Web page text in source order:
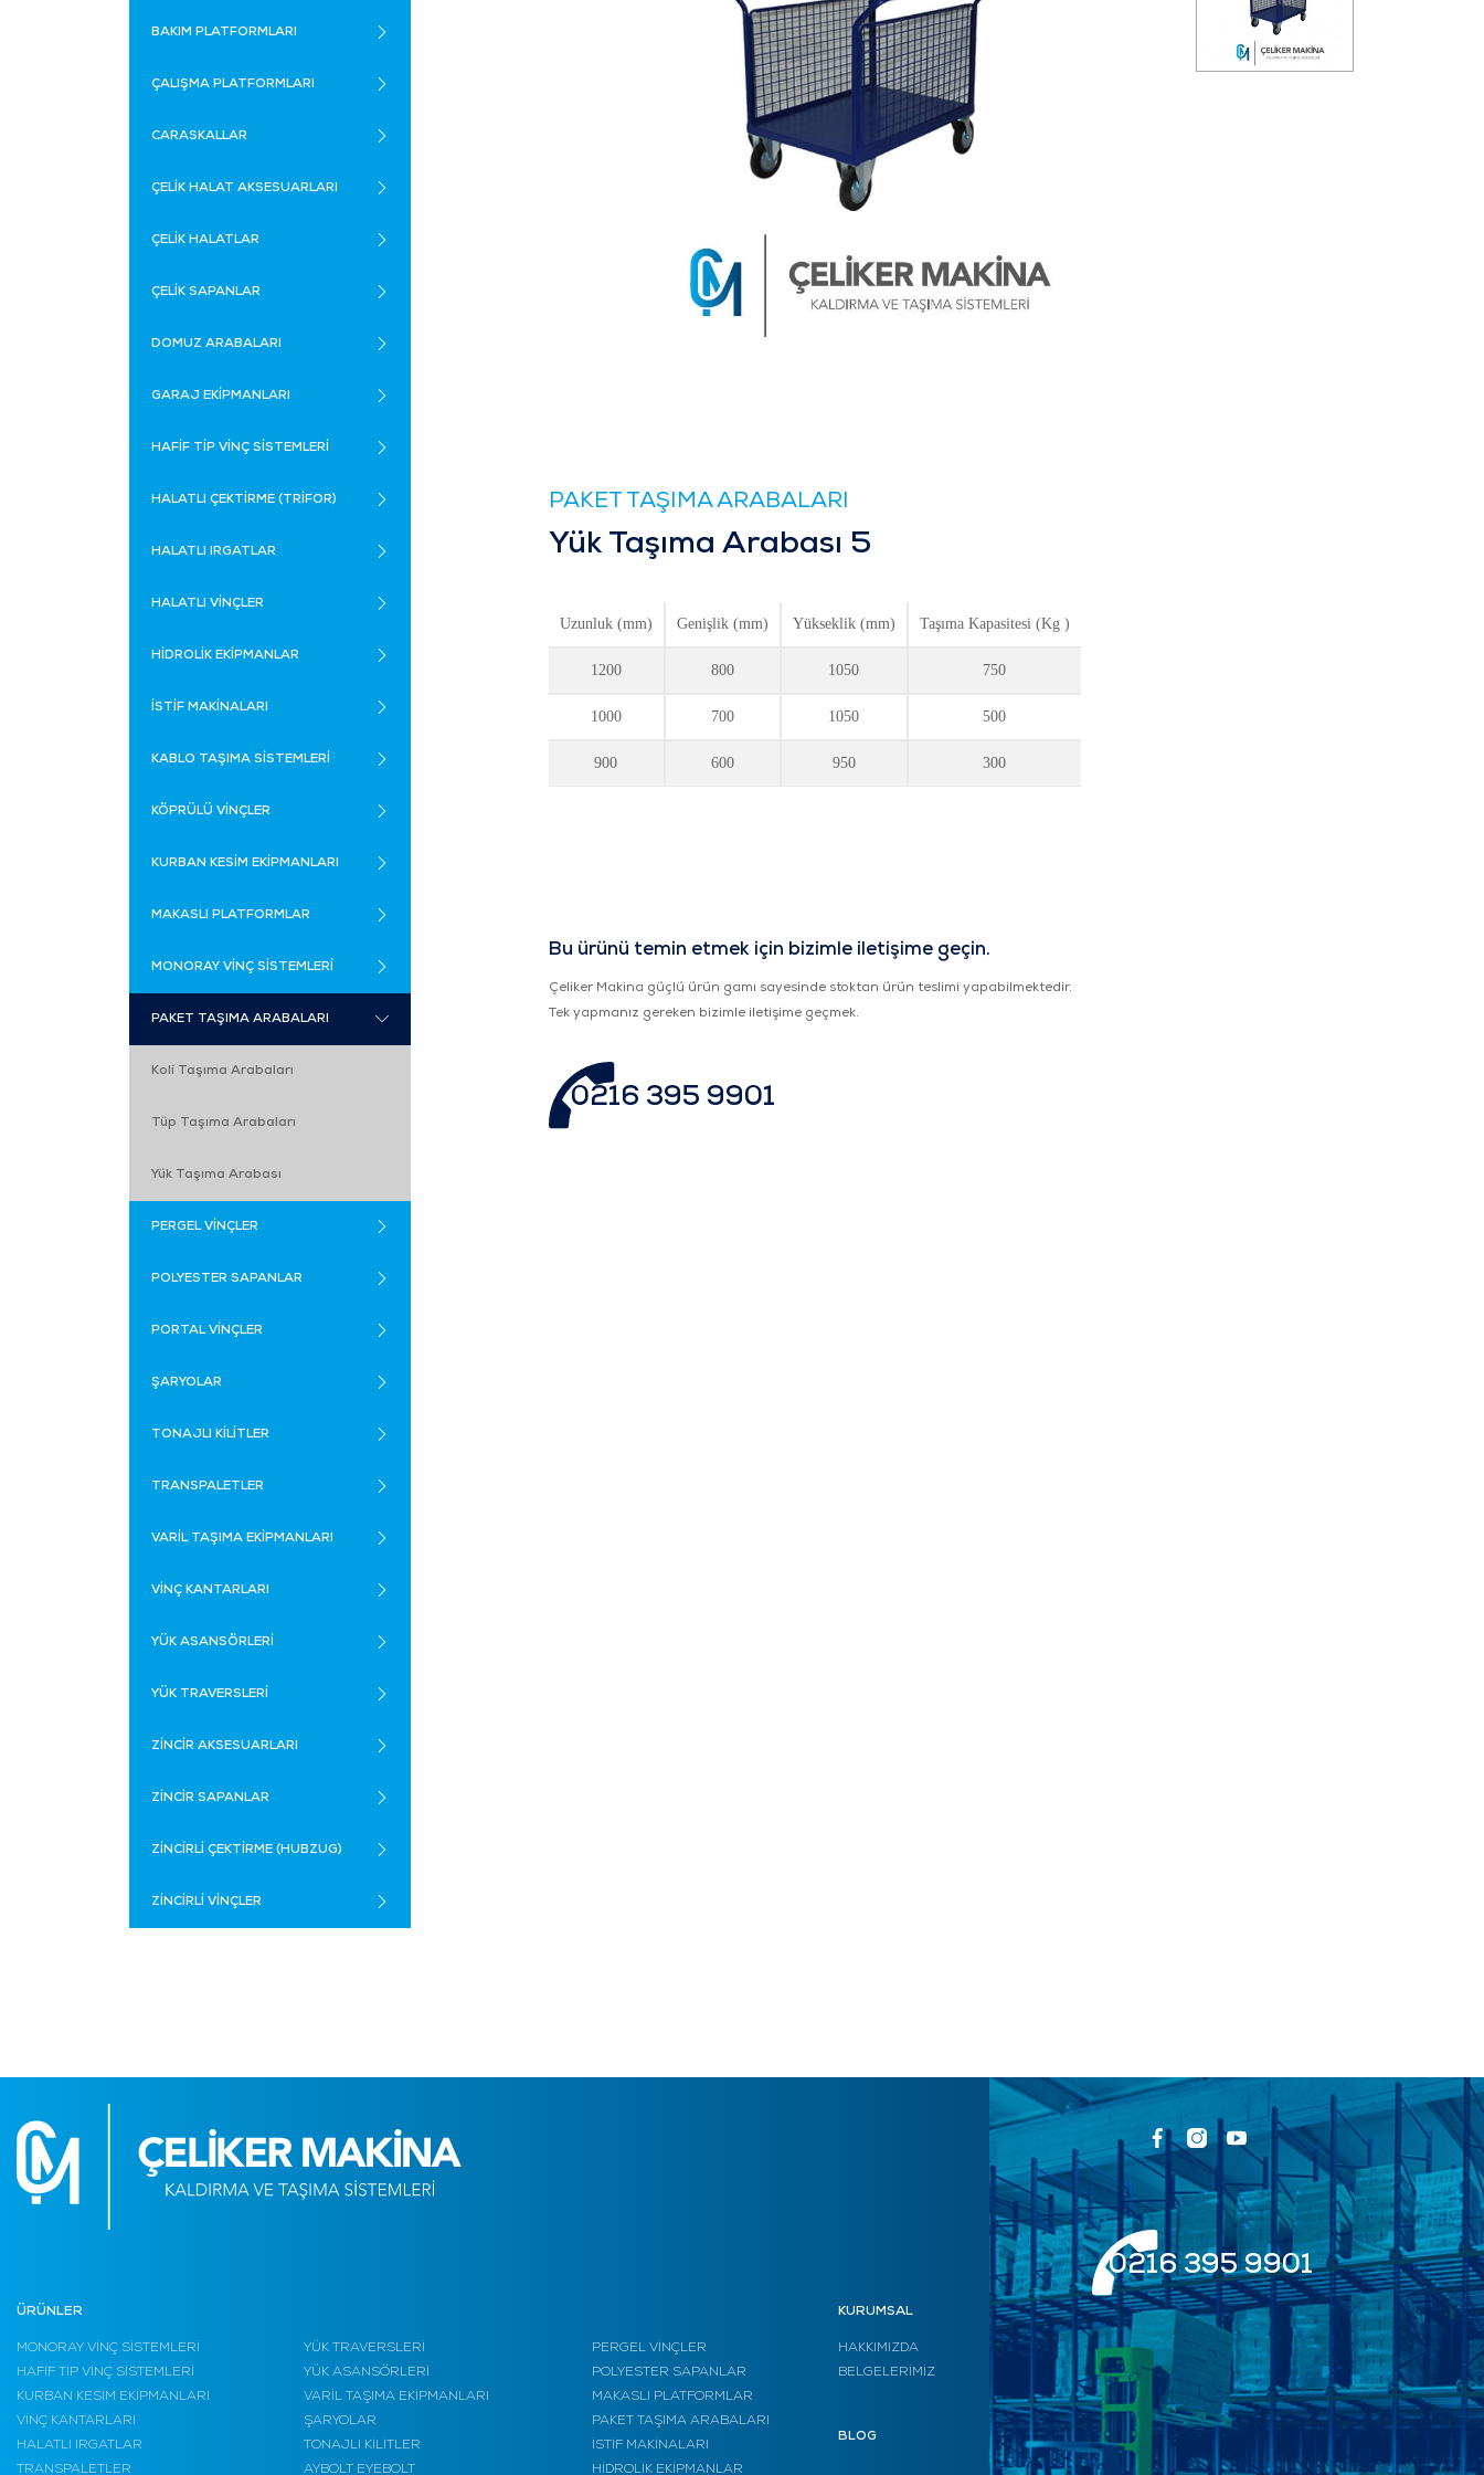
BAKIM PLATFORMLARI
ÇALIŞMA PLATFORMLARI
CARASKALLAR
ÇELİK HALAT AKSESUARLARI
ÇELİK HALATLAR
ÇELİK SAPANLAR
DOMUZ ARABALARI
GARAJ EKİPMANLARI
HAFİF TİP VİNÇ SİSTEMLERİ
HALATLI ÇEKTİRME (TRİFOR)
HALATLI IRGATLAR
HALATLI VİNÇLER
HİDROLİK EKİPMANLAR
İSTİF MAKİNALARI
KABLO TAŞIMA SİSTEMLERİ
KÖPRÜLÜ VİNÇLER
KURBAN KESİM EKİPMANLARI
MAKASLI PLATFORMLAR
MONORAY VİNÇ SİSTEMLERİ
PAKET TAŞIMA ARABALARI
Koli Taşıma Arabaları
Tüp Taşıma Arabaları
Yük Taşıma Arabası
PERGEL VİNÇLER
POLYESTER SAPANLAR
PORTAL VİNÇLER
ŞARYOLAR
TONAJLI KİLİTLER
TRANSPALETLER
VARİL TAŞIMA EKİPMANLARI
VİNÇ KANTARLARI
YÜK ASANSÖRLERİ
YÜK TRAVERSLERİ
ZİNCİR AKSESUARLARI
ZİNCİR SAPANLAR
ZİNCİRLİ ÇEKTİRME (HUBZUG)
ZİNCİRLİ VİNÇLER
PAKET TAŞIMA ARABALARI
Yük Taşıma Arabası 5
Uzunluk (mm) Genişlik (mm) Yükseklik (mm) Taşıma Kapasitesi (Kg )
1200 800 1050 750
1000 700 1050 500
900 600 950 300
Bu ürünü temin etmek için bizimle iletişime geçin.
Çeliker Makina güçlü ürün gamı sayesinde stoktan ürün teslimi yapabilmektedir.
Tek yapmanız gereken bizimle iletişime geçmek.
0216 395 9901
ÜRÜNLER
MONORAY VİNÇ SİSTEMLERİ
HAFİF TİP VİNÇ SİSTEMLERİ
KURBAN KESİM EKİPMANLARI
VİNÇ KANTARLARI
HALATLI IRGATLAR
TRANSPALETLER
YÜK TRAVERSLERİ
YÜK ASANSÖRLERİ
VARİL TAŞIMA EKİPMANLARI
ŞARYOLAR
TONAJLI KİLİTLER
AYBOLT EYEBOLT
PERGEL VİNÇLER
POLYESTER SAPANLAR
MAKASLI PLATFORMLAR
PAKET TAŞIMA ARABALARI
İSTİF MAKİNALARI
HİDROLİK EKİPMANLAR
KURUMSAL
HAKKIMIZDA
BELGELERİMİZ
BLOG
0216 395 9901